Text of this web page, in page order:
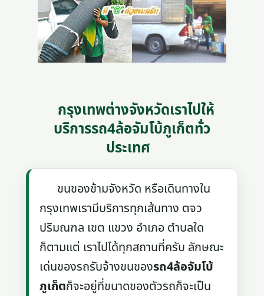
กรุงเทพต่างจังหวัดเราไปให้
บริการรถ4ล้อจัมโบ้ภูเก็ตทั่ว
ประเทศ
ขนของข้ามจังหวัด หรือเดินทางใน
กรุงเทพเรามีบริการทุกเส้นทาง ตจว
ปริมณฑล เขต แขวง อำเภอ ตำบลใด
ก็ตามแต่ เราไปได้ทุกสถานที่ครับ ลักษณะ
เด่นของรถรับจ้างขนของรถ4ล้อจัมโบ้
ภูเก็ตก็จะอยู่ที่ขนาดของตัวรถก็จะเป็น